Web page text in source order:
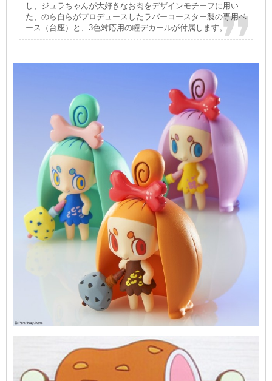
し、ジュラちゃんが大好きなお肉をデザインモチーフに用い
た、のら自らがプロデュースしたラバーコースター製の専用ベ
ース（台座）と、3色対応用の瞳デカールが付属します。